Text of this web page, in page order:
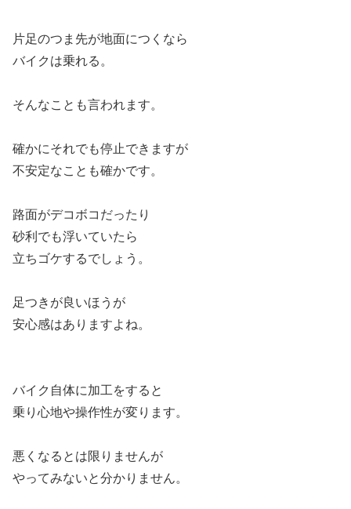
片足のつま先が地面につくなら
バイクは乗れる。
そんなことも言われます。
確かにそれでも停止できますが
不安定なことも確かです。
路面がデコボコだったり
砂利でも浮いていたら
立ちゴケするでしょう。
足つきが良いほうが
安心感はありますよね。
バイク自体に加工をすると
乗り心地や操作性が変ります。
悪くなるとは限りませんが
やってみないと分かりません。